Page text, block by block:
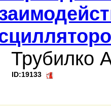
Трубилко
ID:19133